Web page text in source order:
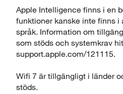
Apple Intelligence finns i en
funktioner kanske inte finns i
språk. Information om
som stöds och systemkrav
support.apple.com/121115.
Wifi 7 är tillgängligt i länder
stöds.